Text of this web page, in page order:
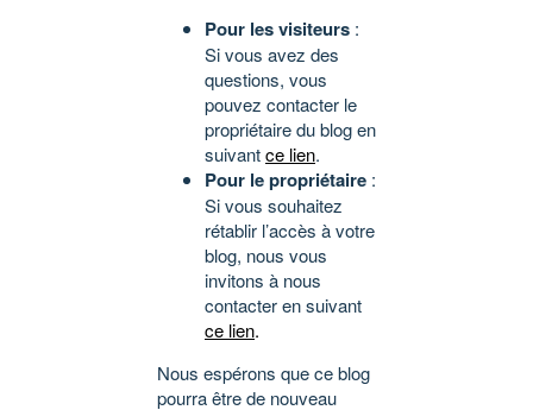
Pour les visiteurs :
Si vous avez des
questions, vous
pouvez contacter le
propriétaire du blog en
suivantce lien.
Pour le propriétaire :
Si vous souhaitez
rétablir l’accès à votre
blog, nous vous
invitons à nous
contacter en suivant
ce lien.
Nous espérons que ce blog
pourra être de nouveau